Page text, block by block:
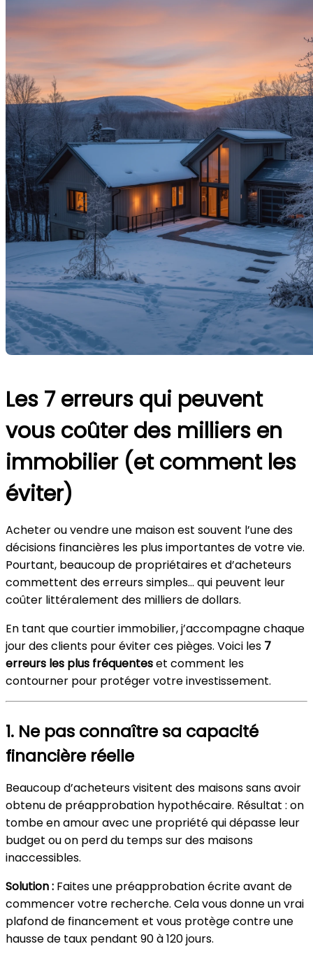
Les 7 erreurs qui peuvent
vous coûter des milliers en
immobilier (et comment les
éviter)
Acheter ou vendre une maison est souvent l’une des
décisions financières les plus importantes de votre vie.
Pourtant, beaucoup de propriétaires et d’acheteurs
commettent des erreurs simples… qui peuvent leur
coûter littéralement des milliers de dollars.
En tant que courtier immobilier, j’accompagne chaque
jour des clients pour éviter ces pièges. Voici les 7
erreurs les plus fréquenteset comment les
contourner pour protéger votre investissement.
1. Ne pas connaître sa capacité
financière réelle
Beaucoup d’acheteurs visitent des maisons sans avoir
obtenu de préapprobation hypothécaire. Résultat : on
tombe en amour avec une propriété qui dépasse leur
budget ou on perd du temps sur des maisons
inaccessibles.
Solution : Faites une préapprobation écrite avant de
commencer votre recherche. Cela vous donne un vrai
plafond de financement et vous protège contre une
hausse de taux pendant 90 à 120 jours.